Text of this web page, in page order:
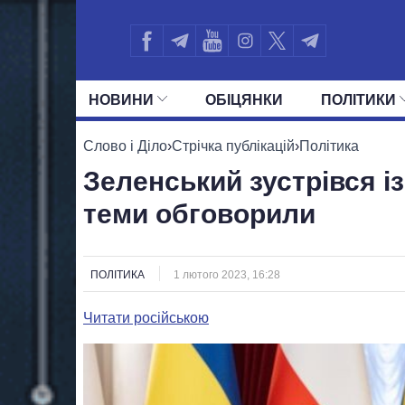
НОВИНИ ОБIЦЯНКИ ПОЛIТИКИ
УСІ ПОЛІТИКИ ПРЕЗИДЕНТ І ОФІС
Слово і Діло›Стрічка публікацій›Політика
Зеленський зустрівся
теми обговорили
ПОЛІТИКА 1 лютого 2023, 16:28
Читати російською